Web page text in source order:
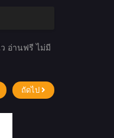
อ่านฟรี ไม่มี
ถัดไป